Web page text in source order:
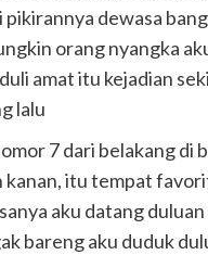
pikirannya dewasa
orang nyangka
amat itu kejadian
lalu
7 dari belakang di
kanan, itu tempat
aku datang
bareng aku duduk